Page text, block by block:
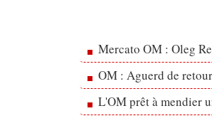
Mercato OM : Oleg
OM : Aguerd de
L'OM prêt à mendier